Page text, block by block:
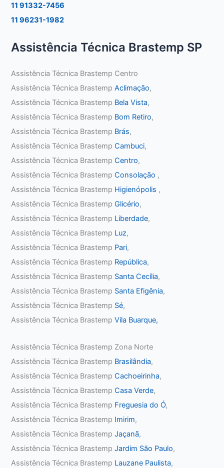
11 91332-7456
11 96231-1982
Assistência Técnica Brastemp SP
Assistência Técnica Brastemp Centro
Assistência Técnica BrastempAclimação,
Assistência Técnica Brastemp Bela Vista,
Assistência Técnica Brastemp Bom Retiro,
Assistência Técnica Brastemp Brás,
Assistência Técnica BrastempCambuci,
Assistência Técnica BrastempCentro,
Assistência Técnica BrastempConsolação ,
Assistência Técnica Brastemp Higienópolis ,
Assistência Técnica BrastempGlicério,
Assistência Técnica Brastemp Liberdade,
Assistência Técnica Brastemp Luz,
Assistência Técnica Brastemp Pari,
Assistência Técnica Brastemp República,
Assistência Técnica Brastemp Santa Cecília,
Assistência Técnica Brastemp Santa Efigênia,
Assistência Técnica Brastemp Sé,
Assistência Técnica BrastempVila Buarque,
Assistência Técnica Brastemp Zona Norte
Assistência Técnica Brastemp Brasilândia,
Assistência Técnica BrastempCachoeirinha,
Assistência Técnica BrastempCasa Verde,
Assistência Técnica Brastemp Freguesia do Ó,
Assistência Técnica Brastemp Imirim,
Assistência Técnica BrastempJaçanã,
Assistência Técnica BrastempJardim São Paulo,
Assistência Técnica Brastemp Lauzane Paulista,